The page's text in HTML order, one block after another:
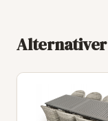
Alternativer